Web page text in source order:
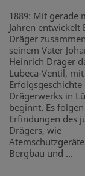
1889: Mit gerade
Jahren entwickelt
Dräger
seinem Vater
Heinrich Dräger
Lubeca-Ventil,
Erfolgsgeschichte
Drägerwerks in
beginnt. Es
Erfindungen des
Drägers, wie
Bergbau und ...